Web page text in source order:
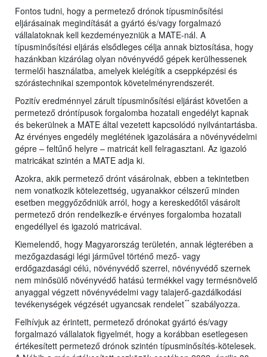
Fontos tudni, hogy a permetező drónok típusminősítési
eljárásainak megindítását a gyártó és/vagy forgalmazó
vállalatoknak kell kezdeményezniük a MATE-nál. A
típusminősítési eljárás elsődleges célja annak biztosítása, hogy
hazánkban kizárólag olyan növényvédő gépek kerülhessenek
termelői használatba, amelyek kielégítik a cseppképzési és
szórástechnikai szempontok követelményrendszerét.
Pozitív eredménnyel zárult típusminősítési eljárást követően a
permetező dróntípusok forgalomba hozatali engedélyt kapnak
és bekerülnek a MATE által vezetett kapcsolódó nyilvántartásba.
Az érvényes engedély meglétének igazolására a növényvédelmi
gépre – feltűnő helyre – matricát kell felragasztani. Az igazoló
matricákat szintén a MATE adja ki.
Azokra, akik permetező drónt vásárolnak, ebben a tekintetben
nem vonatkozik kötelezettség, ugyanakkor célszerű minden
esetben meggyőződniük arról, hogy a kereskedőtől vásárolt
permetező drón rendelkezik-e érvényes forgalomba hozatali
engedéllyel és igazoló matricával.
Kiemelendő, hogy Magyarország területén, annak légterében a
mezőgazdasági légi járművel történő mező- vagy
erdőgazdasági célú, növényvédő szerrel, növényvédő szernek
nem minősülő növényvédő hatású termékkel vagy termésnövelő
anyaggal végzett növényvédelmi vagy talajerő-gazdálkodási
tevékenységek végzését ugyancsak rendelet**szabályozza.
Felhívjuk az érintett, permetező drónokat gyártó és/vagy
forgalmazó vállalatok figyelmét, hogy a korábban esetlegesen
értékesített permetező drónok szintén típusminősítés-kötelesek.